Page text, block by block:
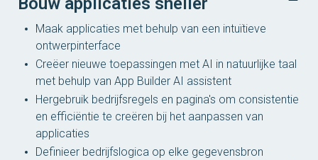
Maak applicaties met behulp van een intuïtieve
ontwerpinterface
Creëer nieuwe toepassingen met AI in natuurlijke taal
met behulp van App Builder AI assistent
Hergebruik bedrijfsregels en pagina's om consistentie
en efficiëntie te creëren bij het aanpassen van
applicaties
Definieer bedrijfslogica op elke gegevensbron